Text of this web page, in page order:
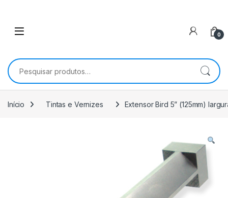
0
Pesquisar por:
Início Tintas e Vernizes Extensor Bird 5” (125mm)